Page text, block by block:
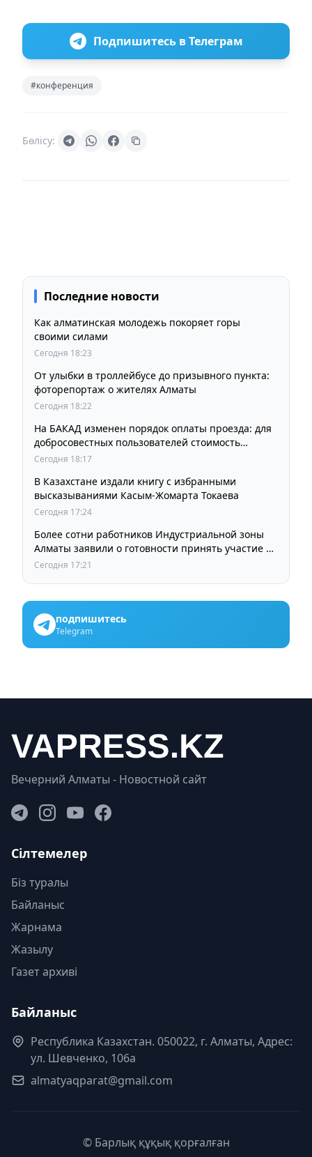
Подпишитесь в Телеграм
#конференция
Бөлісу:
Последние новости
Как алматинская молодежь покоряет горы
своими силами
Сегодня 18:23
От улыбки в троллейбусе до призывного пункта:
фоторепортаж о жителях Алматы
Сегодня 18:22
На БАКАД изменен порядок оплаты проезда: для
добросовестных пользователей стоимость
остается прежней
Сегодня 18:17
В Казахстане издали книгу с избранными
высказываниями Касым-Жомарта Токаева
Сегодня 17:24
Более сотни работников Индустриальной зоны
Алматы заявили о готовности принять участие в
выборах членов Курылтая
Сегодня 17:21
подпишитесь
Telegram
Вечерний Алматы - Новостной сайт
Сілтемелер
Біз туралы
Байланыс
Жарнама
Жазылу
Газет архиві
Байланыс
Республика Казахстан. 050022, г. Алматы, Адрес:
ул. Шевченко, 106а
almatyaqparat@gmail.com
© Барлық құқық қорғалған